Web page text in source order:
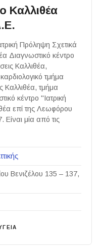
Καλλιθέα
Πρόληψη Σχετικά
Διαγνωστικό κέντρο
Καλλιθέα,
τμήμα
Καλλιθέα, τμήμα
κέντρο "Ιατρική
επί της Λεωφόρου
Είναι μία από τις
Βενιζέλου 135 – 137,